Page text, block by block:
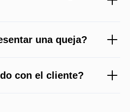
una queja?
con el cliente?